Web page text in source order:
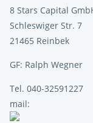
8 Stars Capital
Schleswiger Str. 7
21465 Reinbek
GF: Ralph Wegner
Tel. 040-32591227
mail: